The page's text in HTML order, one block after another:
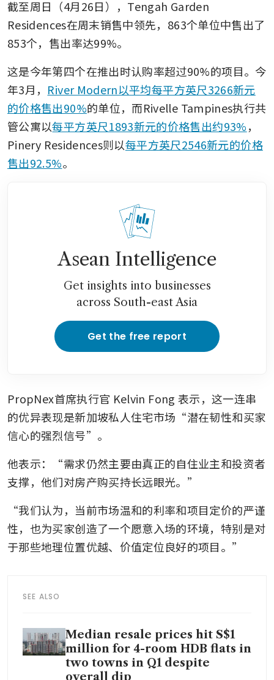
截至周日（4月26日），Tengah Garden
Residences在周末销售中领先，863个单位中售出了
853个，售出率达99%。
这是今年第四个在推出时认购率超过90%的项目。今
年3月， River Modern以平均每平方英尺3266新元
的价格售出90%的单位，而Rivelle Tampines执行共
管公寓以每平方英尺1893新元的价格售出约93%，
Pinery Residences则以每平方英尺2546新元的价格
售出92.5%。
Asean Intelligence
Get insights into businesses
across South-east Asia
Get the free report
PropNex首席执行官 Kelvin Fong 表示，这一连串
的优异表现是新加坡私人住宅市场“潜在韧性和买家
信心的强烈信号”。
他表示：“需求仍然主要由真正的自住业主和投资者
支撑，他们对房产购买持长远眼光。”
“我们认为，当前市场温和的利率和项目定价的严谨
性，也为买家创造了一个愿意入场的环境，特别是对
于那些地理位置优越、价值定位良好的项目。”
SEE ALSO
Median resale prices hit S$1
million for 4-room HDB flats in
two towns in Q1 despite
overall dip